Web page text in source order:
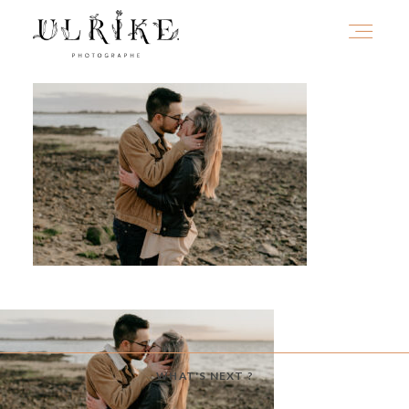
WHAT'S NEXT ?
HOME
A PROPOS
PORTFOLIO
INFOS
JOURNAL